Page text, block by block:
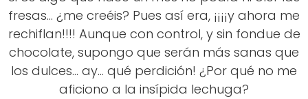
fresas... ¿me creéis? Pues así era, ¡¡¡¡y ahora me
rechiflan!!!! Aunque con control, y sin fondue de
chocolate, supongo que serán más sanas que
los dulces... ay... qué perdición! ¿Por qué no me
aficiono a la insípida lechuga?